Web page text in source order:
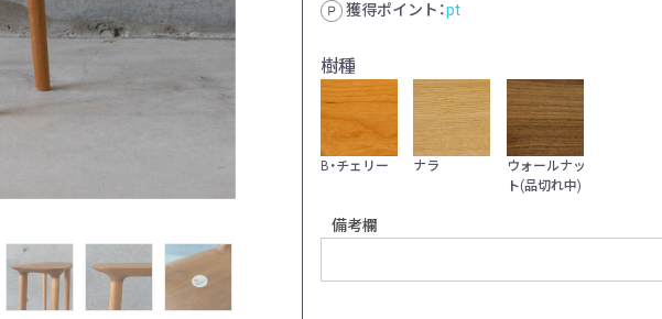
獲得ポイント：pt
樹種
B・チェリー ナラ
ウォールナッ
ト(品切れ中)
備考欄
樹種：ブラック・チェリー